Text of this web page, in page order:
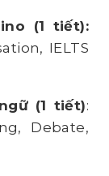
(1 tiết):
IELTS
(1 tiết):
Debate,